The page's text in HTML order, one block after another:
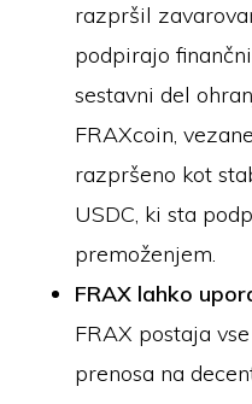
razpršil
podpirajo
sestavni del
FRAXcoin,
razpršeno kot
USDC, ki sta
premoženjem.
FRAX lahko
FRAX postaja
prenosa na
Avtorske pravice © 2026
Številka
Naslov: 2. nadstropje 167-169
Vsebina je informativnega
uspešnost ni pokazatelj
zaščite v okviru odškodninske
kraljestva ali v pristojnosti
Združenega kraljestva
kriptovaluto je povezano s
prodaje kriptovalute se lahko
DOMOV O